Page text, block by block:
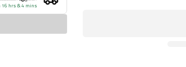
hrs & 4 mins